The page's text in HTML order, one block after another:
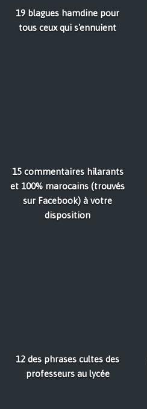
19 blagues hamdine pour
tous ceux qui s'ennuient
15 commentaires hilarants
et 100% marocains (trouvés
sur Facebook) à votre
disposition
12 des phrases cultes des
professeurs au lycée